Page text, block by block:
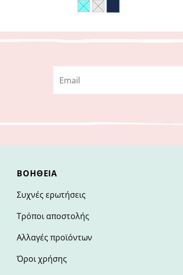
ΒΟΉΘΕΙΑ
Συχνές ερωτήσεις
Τρόποι αποστολής
Αλλαγές προϊόντων
Όροι χρήσης